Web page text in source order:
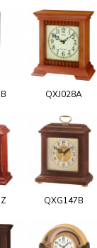
QXJ028A
QXG147B